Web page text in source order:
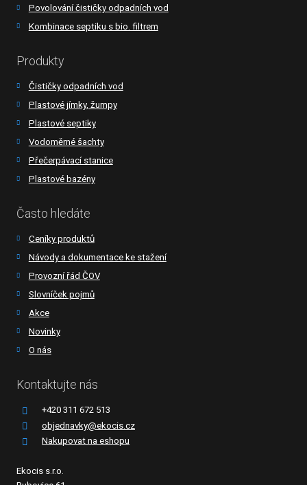
Povolování čističky odpadních vod
Kombinace septiku s bio. filtrem
Produkty
Čističky odpadních vod
Plastové jímky, žumpy
Plastové septiky
Vodoměrné šachty
Přečerpávací stanice
Plastové bazény
Často hledáte
Ceníky produktů
Návody a dokumentace ke stažení
Provozní řád ČOV
Slovníček pojmů
Akce
Novinky
O nás
Kontaktujte nás
+420 311 672 513
objednavky@ekocis.cz
Nakupovat na eshopu
Ekocis s.r.o.